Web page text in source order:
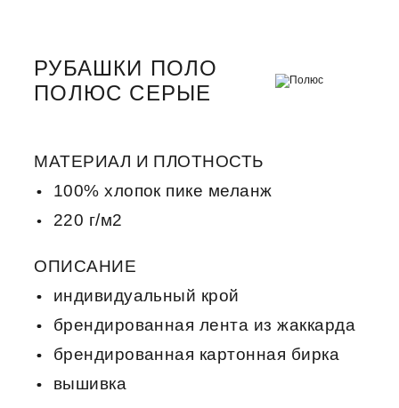
РУБАШКИ ПОЛО
ПОЛЮС СЕРЫЕ
МАТЕРИАЛ И ПЛОТНОСТЬ
100% хлопок пике меланж
220 г/м2
ОПИСАНИЕ
индивидуальный крой
брендированная лента из жаккарда
брендированная картонная бирка
вышивка